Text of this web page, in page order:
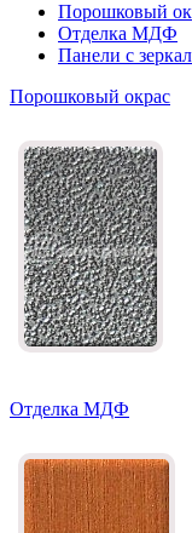
Порошковый
Отделка МДФ
Панели с
Порошковый окрас
Отделка МДФ